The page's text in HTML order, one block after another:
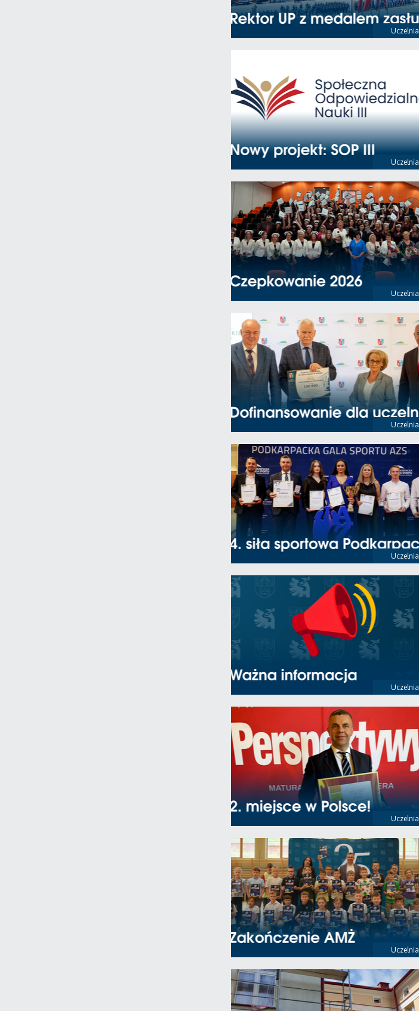
Uczelnia
Uczelnia
Uczelnia
Uczelnia
Uczelnia
Uczelnia
Uczelnia
Uczelnia